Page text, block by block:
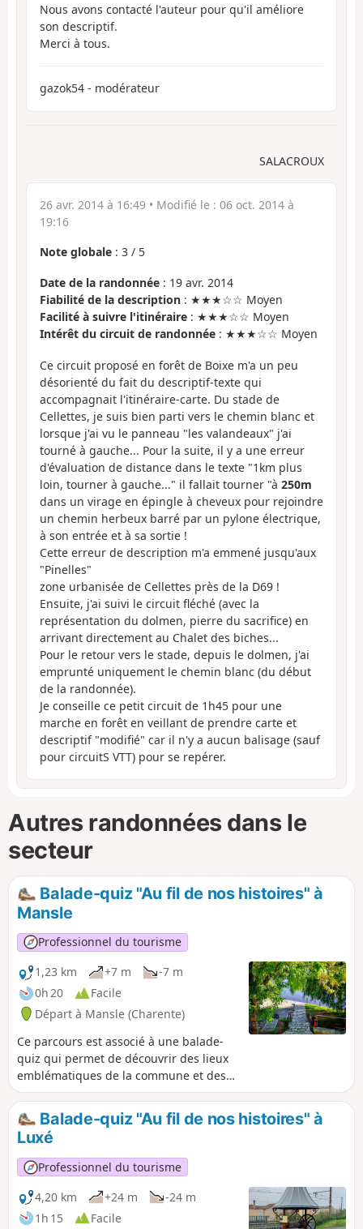
Nous avons contacté l'auteur pour qu'il améliore
son descriptif.
Merci à tous.
gazok54 - modérateur
SALACROUX
26 avr. 2014 à 16:49 • Modifié le : 06 oct. 2014 à
19:16
Note globale : 3 / 5
Date de la randonnée : 19 avr. 2014
Fiabilité de la description : ★★★☆☆ Moyen
Facilité à suivre l'itinéraire : ★★★☆☆ Moyen
Intérêt du circuit de randonnée : ★★★☆☆ Moyen
Ce circuit proposé en forêt de Boixe m'a un peu
désorienté du fait du descriptif-texte qui
accompagnait l'itinéraire-carte. Du stade de
Cellettes, je suis bien parti vers le chemin blanc et
lorsque j'ai vu le panneau "les valandeaux" j'ai
tourné à gauche... Pour la suite, il y a une erreur
d'évaluation de distance dans le texte "1km plus
loin, tourner à gauche..." il fallait tourner "à 250m
dans un virage en épingle à cheveux pour rejoindre
un chemin herbeux barré par un pylone électrique,
à son entrée et à sa sortie !
Cette erreur de description m'a emmené jusqu'aux
"Pinelles"
zone urbanisée de Cellettes près de la D69 !
Ensuite, j'ai suivi le circuit fléché (avec la
représentation du dolmen, pierre du sacrifice) en
arrivant directement au Chalet des biches...
Pour le retour vers le stade, depuis le dolmen, j'ai
emprunté uniquement le chemin blanc (du début
de la randonnée).
Je conseille ce petit circuit de 1h45 pour une
marche en forêt en veillant de prendre carte et
descriptif "modifié" car il n'y a aucun balisage (sauf
pour circuitS VTT) pour se repérer.
Autres randonnées dans le
secteur
Balade-quiz "Au fil de nos histoires" à
Mansle
Professionnel du tourisme
1,23 km
+7 m
-7 m
0h 20
Facile
Départ à Mansle (Charente)
Ce parcours est associé à une balade-
quiz qui permet de découvrir des lieux
emblématiques de la commune et des
informations sur son histoire et son
patrimoine, de façon ludique. Vous
pouvez choisir le parcours "adulte" ou le
parcours "adulte + enfant" (avec en plus
des questions à destination des enfants
de 6 à 11 ans). La description ci-dessous
fait uniquement référence au parcours
"adulte".
Balade-quiz "Au fil de nos histoires" à
Luxé
Professionnel du tourisme
4,20 km
+24 m
-24 m
1h 15
Facile